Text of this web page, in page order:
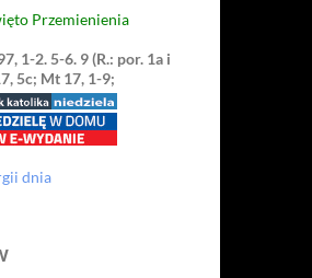
Przemienienia
1-2. 5-6. 9 (R.: por. 1a i
5c; Mt 17, 1-9;
dnia